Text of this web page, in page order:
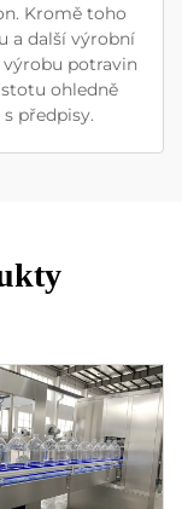
Kromě toho
a další výrobní
potravin
ohledně
předpisy.